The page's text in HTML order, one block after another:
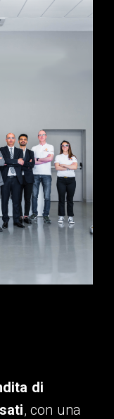
di
, con una